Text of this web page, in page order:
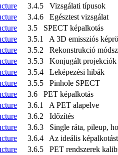
3.4.5 Vizsgálati típusok
3.4.6 Egésztest vizsgálat
3.5 SPECT képalkotás
3.5.1 A 3D emissziós
3.5.2 Rekonstrukció
3.5.3 Konjugált projekciók
3.5.4 Leképezési hibák
3.5.5 Pinhole SPECT
3.6 PET képalkotás
3.6.1 A PET alapelve
3.6.2 Időzítés
3.6.3 Single ráta, pileup,
3.6.4 Az ideális
3.6.5 PET rendszerek